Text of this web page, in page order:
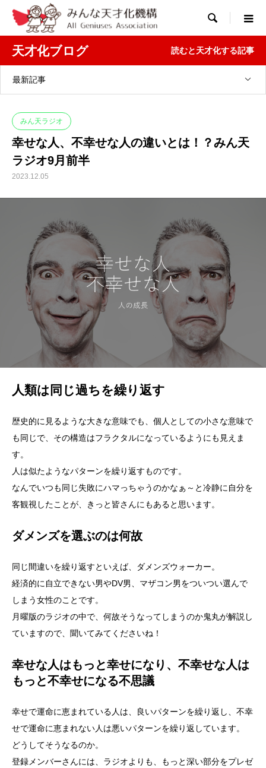

天才化ブログ 読むと天才化する記事
最新記事
みん天ラジオ
幸せな人、不幸せな人の違いとは！？みん天
ラジオ9月前半
2023.12.05
人類は同じ過ちを繰り返す
歴史的に見るような大きな意味でも、個人としての小さな意味で
も同じで、その構造はフラクタルになっているようにも見えま
す。
人は似たようなパターンを繰り返すものです。
なんでいつも同じ失敗にハマっちゃうのかなぁ～と冷静に自分を
客観視したことが、きっと皆さんにもあると思います。
ダメンズを選ぶのは何故
同じ間違いを繰り返すといえば、ダメンズウォーカー。
経済的に自立できない男やDV男、マザコン男をついつい選んで
しまう女性のことです。
月曜版のラジオの中で、何故そうなってしまうのか鬼丸が解説し
ていますので、聞いてみてくださいね！
幸せな人はもっと幸せになり、不幸せな人は
もっと不幸せになる不思議
幸せで運命に恵まれている人は、良いパターンを繰り返し、不幸
せで運命に恵まれない人は悪いパターンを繰り返しています。
どうしてそうなるのか。
登録メンバーさんには、ラジオよりも、もっと深い部分をプレゼ